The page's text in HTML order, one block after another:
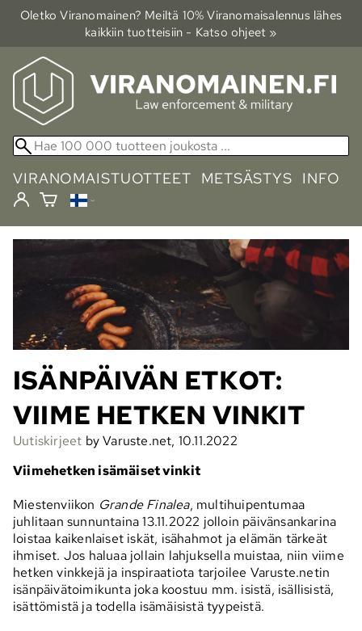
Oletko Viranomainen? Meiltä 10% Viranomais­alennus lähes
kaikkiin tuotteisiin - Katso ohjeet »
VIRANOMAISTUOTTEET METSÄSTYS INFO
ISÄNPÄIVÄN ETKOT:
VIIME HETKEN VINKIT
Uutiskirjeet by Varuste.net, 10.11.2022
Viimehetken isämäiset vinkit
Miestenviikon Grande Finalea, multihuipentumaa
juhlitaan sunnuntaina 13.11.2022 jolloin päivänsankarina
loistaa kaikenlaiset iskät, isähahmot ja elämän tärkeät
ihmiset. Jos haluaa jollain lahjuksella muistaa, niin viime
hetken vinkkejä ja inspiraatiota tarjoilee Varuste.netin
isänpäivätoimikunta joka koostuu mm. isistä, isällisistä,
isättömistä ja todella isämäisistä tyypeistä.